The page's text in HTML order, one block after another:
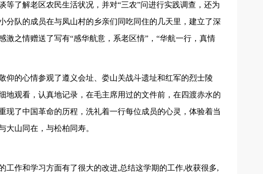
等了解老区农民生活状况，并对“三农”问进行实践调查，还为
分队的成员在与凤山村的乡亲们同吃同住的几天里，建立了深
激之情赠送了写有“感华航意，系老区情”，“华航一行，真情
仰的心情参观了遵义会址、娄山关战斗遗址和红军的烈士陵
地观看，认真地记录，在毛主席用过的文件前，在四渡赤水的
现了中国革命的历程，洗礼着一行每位成员的心灵，体验着当
大山同在，与松柏同寿。
工作和学习方面有了很大的改进,总结这学期的工作,收获很多,